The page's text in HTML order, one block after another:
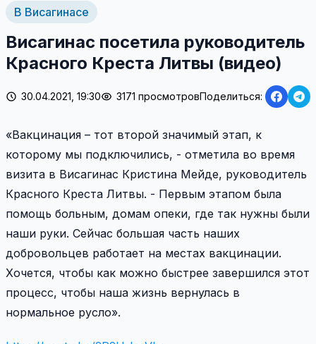
В Висагинасе
Висагинас посетила руководитель
Красного Креста Литвы (видео)
30.04.2021, 19:30 3171 просмотровПоделиться:
«Вакцинация – тот второй значимый этап, к
которому мы подключились, - отметила во время
визита в Висагинас Кристина Мейде, руководитель
Красного Креста Литвы. - Первым этапом была
помощь больным, домам опеки, где так нужны были
наши руки. Сейчас большая часть наших
добровольцев работает на местах вакцинации.
Хочется, чтобы как можно быстрее завершился этот
процесс, чтобы наша жизнь вернулась в
нормальное русло».